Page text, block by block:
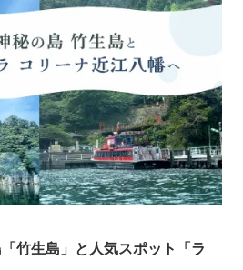
竹生島」と人気スポット「ラ